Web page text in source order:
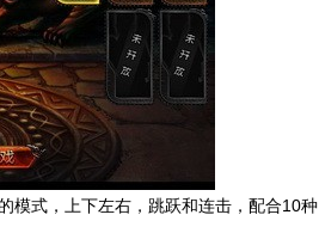
模式，上下左右，跳跃和连击，配合10种